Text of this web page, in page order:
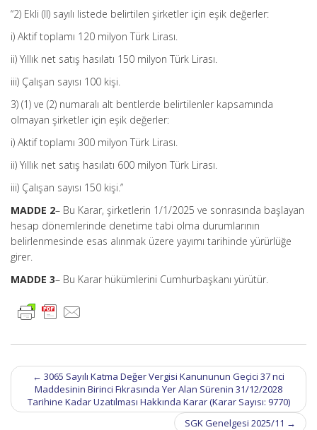
“2) Ekli (II) sayılı listede belirtilen şirketler için eşik değerler:
i) Aktif toplamı 120 milyon Türk Lirası.
ii) Yıllık net satış hasılatı 150 milyon Türk Lirası.
iii) Çalışan sayısı 100 kişi.
3) (1) ve (2) numaralı alt bentlerde belirtilenler kapsamında
olmayan şirketler için eşik değerler:
i) Aktif toplamı 300 milyon Türk Lirası.
ii) Yıllık net satış hasılatı 600 milyon Türk Lirası.
iii) Çalışan sayısı 150 kişi.”
MADDE 2– Bu Karar, şirketlerin 1/1/2025 ve sonrasında başlayan
hesap dönemlerinde denetime tabi olma durumlarının
belirlenmesinde esas alınmak üzere yayımı tarihinde yürürlüğe
girer.
MADDE 3– Bu Karar hükümlerini Cumhurbaşkanı yürütür.
Post
navigation
← 3065 Sayılı Katma Değer Vergisi Kanununun Geçici 37 nci
Maddesinin Birinci Fıkrasında Yer Alan Sürenin 31/12/2028
Tarihine Kadar Uzatılması Hakkında Karar (Karar Sayısı: 9770)
SGK Genelgesi 2025/11 →